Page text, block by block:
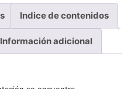
Indice de contenidos
Información adicional